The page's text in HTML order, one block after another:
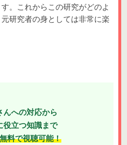
。これからこの研究がどのよ
研究者の身としては非常に楽
んへの対応から
役立つ知識まで
料で視聴可能！